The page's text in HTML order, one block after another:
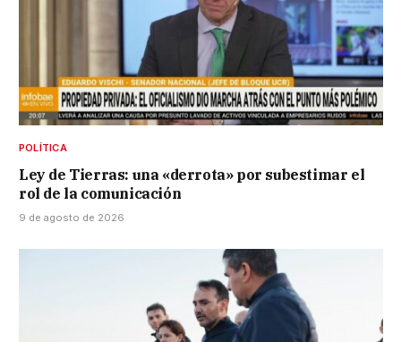
POLÍTICA
Ley de Tierras: una «derrota» por subestimar el
rol de la comunicación
9 de agosto de 2026